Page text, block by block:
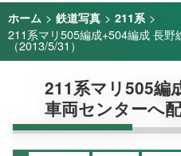
ホーム > 鉄道写真 > 211系 >
211系マリ505編成+504編成 長野
（2013/5/31）
211系マリ505編
車両センターへ